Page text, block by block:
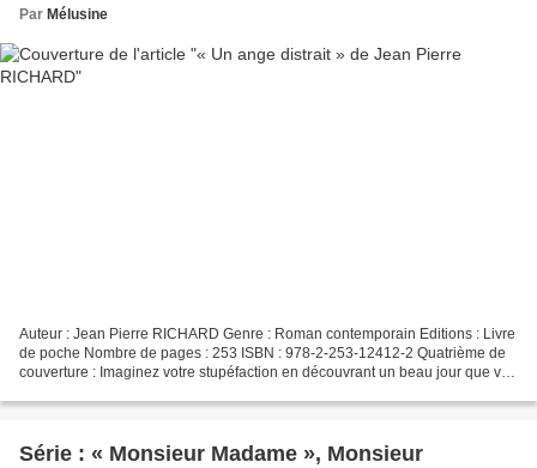
Par Mélusine
Auteur : Jean Pierre RICHARD Genre : Roman contemporain Editions : Livre
de poche Nombre de pages : 253 ISBN : 978-2-253-12412-2 Quatrième de
couverture : Imaginez votre stupéfaction en découvrant un beau jour que vos
Série : « Monsieur Madame », Monsieur